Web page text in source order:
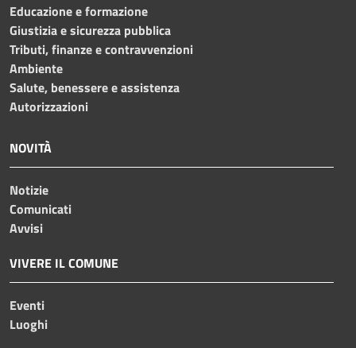
Educazione e formazione
Giustizia e sicurezza pubblica
Tributi, finanze e contravvenzioni
Ambiente
Salute, benessere e assistenza
Autorizzazioni
NOVITÀ
Notizie
Comunicati
Avvisi
VIVERE IL COMUNE
Eventi
Luoghi